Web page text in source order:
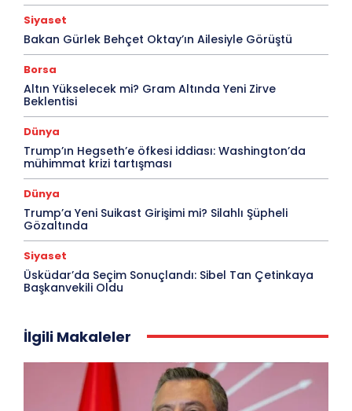
Siyaset
Bakan Gürlek Behçet Oktay’ın Ailesiyle Görüştü
Borsa
Altın Yükselecek mi? Gram Altında Yeni Zirve
Beklentisi
Dünya
Trump’ın Hegseth’e öfkesi iddiası: Washington’da
mühimmat krizi tartışması
Dünya
Trump’a Yeni Suikast Girişimi mi? Silahlı Şüpheli
Gözaltında
Siyaset
Üsküdar’da Seçim Sonuçlandı: Sibel Tan Çetinkaya
Başkanvekili Oldu
İlgili Makaleler